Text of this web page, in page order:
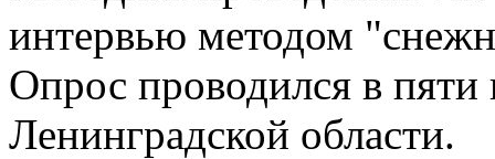
интервью методом
Опрос проводился в пяти
Ленинградской области.